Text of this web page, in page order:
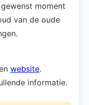
moment
van de oude
website.
informatie.